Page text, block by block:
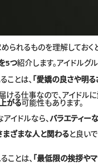
られるものを理解しておく
5つ紹介します。アイドルグ
ことは、 「愛嬌の良さや明る
ける仕事なので、アイドル
がる可能性もあります。
イドルなら、 バラエティー
まざまな人と関わると良い
ことは、 「最低限の挨拶や